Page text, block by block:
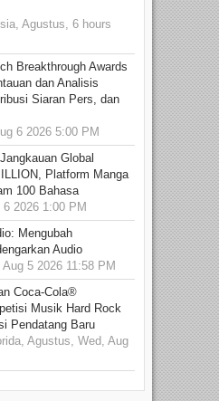
Agustus, 6 hours
Breakthrough Awards
dan Analisis
Siaran Pers, dan
6 2026 5:00 PM
Global
Platform Manga
100 Bahasa
2026 1:00 PM
Mengubah
Audio
5 2026 11:58 PM
Coca-Cola®
Musik Hard Rock
Pendatang Baru
Agustus, Wed, Aug